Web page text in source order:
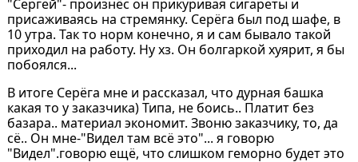
"Сергей"- произнёс он прикуривая сигареты и
присаживаясь на стремянку. Серёга был под шафе, в
10 утра. Так то норм конечно, я и сам бывало такой
приходил на работу. Ну хз. Он болгаркой хуярит, я бы
побоялся...
В итоге Серёга мне и рассказал, что дурная башка
какая то у заказчика) Типа, не боись.. Платит без
базара.. материал экономит. Звоню заказчику, то, да
сё.. Он мне-"Видел там всё это"... я говорю
"Видел".говорю ещё, что слишком геморно будет это